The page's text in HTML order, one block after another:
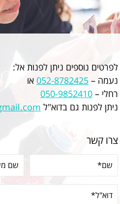
לפרטים נוספים ניתן לפנות אל:
נעמה – 052-8782425 או
רחלי – 050-9852410
ניתן לפנות גם בדוא"ל
צרו קשר
שם*
(חובה)
שם
(חובה)
אימיילדוא"ל*
(חובה)